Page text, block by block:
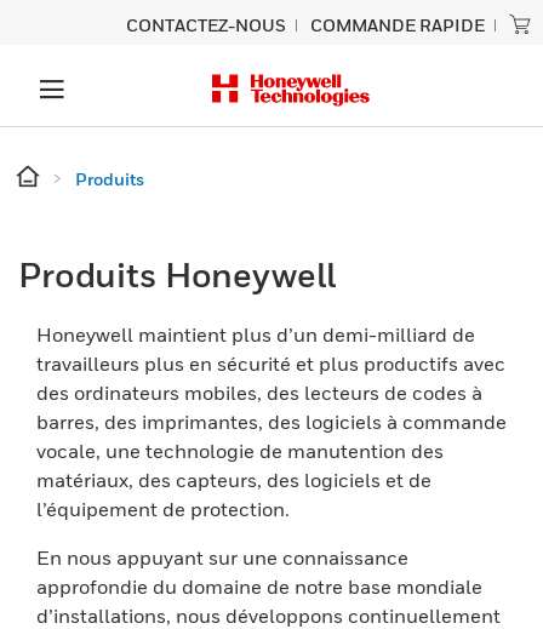
CONTACTEZ-NOUS COMMANDE RAPIDE
Produits
Produits Honeywell
Honeywell maintient plus d’un demi-milliard de
travailleurs plus en sécurité et plus productifs avec
des ordinateurs mobiles, des lecteurs de codes à
barres, des imprimantes, des logiciels à commande
vocale, une technologie de manutention des
matériaux, des capteurs, des logiciels et de
l’équipement de protection.
En nous appuyant sur une connaissance
approfondie du domaine de notre base mondiale
d’installations, nous développons continuellement